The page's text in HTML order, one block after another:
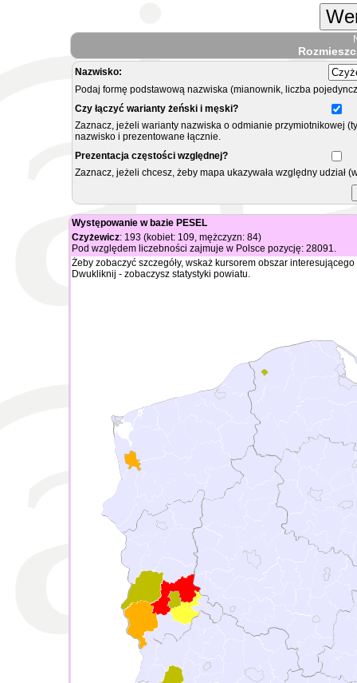
Nazwisko:
Podaj formę podstawową nazwiska (mianownik, liczba
Czy łączyć warianty żeński i męski?
Zaznacz, jeżeli warianty nazwiska o odmianie przymiotnikowej
nazwisko i prezentowane łącznie.
Prezentacja częstości względnej?
Zaznacz, jeżeli chcesz, żeby mapa ukazywała względny
Występowanie w bazie PESEL
Czyżewicz: 193 (kobiet: 109, mężczyzn: 84)
Pod względem liczebności zajmuje w Polsce pozycję: 28091.
Żeby zobaczyć szczegóły, wskaż kursorem obszar
Dwukliknij - zobaczysz statystyki powiatu.